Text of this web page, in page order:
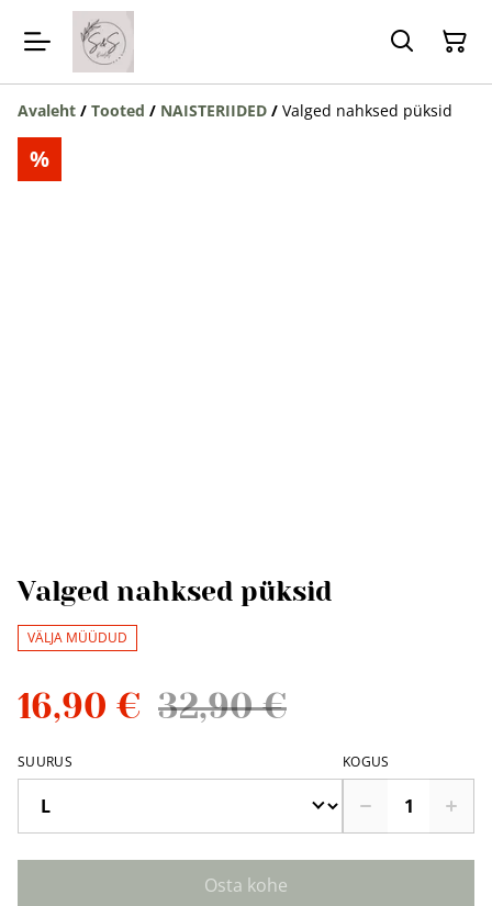
Avaleht / Tooted / NAISTERIIDED / Valged nahksed püksid
%
Valged nahksed püksid
VÄLJA MÜÜDUD
16,90 € 32,90 €
SUURUS KOGUS
Osta kohe